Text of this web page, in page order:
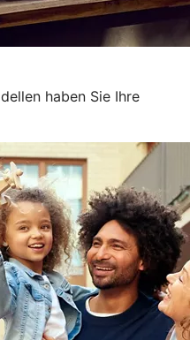
haben Sie Ihre